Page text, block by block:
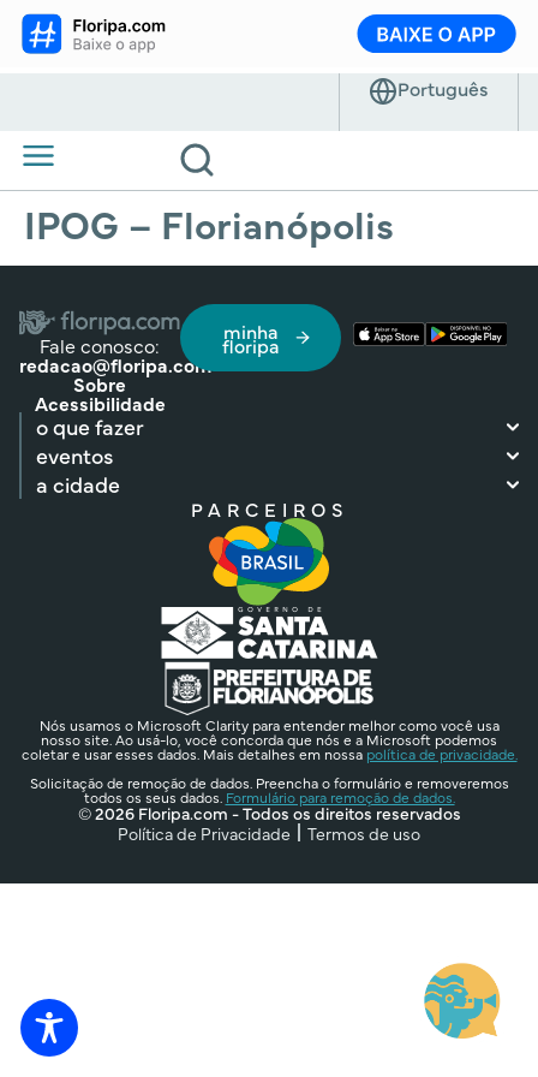
IPOG – Florianópolis
Fale conosco:
redacao@floripa.com
Sobre
Acessibilidade
minha
floripa
o que fazer
eventos
a cidade
PARCEIROS
Nós usamos o Microsoft Clarity para entender melhor como você usa
nosso site. Ao usá-lo, você concorda que nós e a Microsoft podemos
coletar e usar esses dados. Mais detalhes em nossa política de privacidade.
Solicitação de remoção de dados. Preencha o formulário e removeremos
todos os seus dados. Formulário para remoção de dados.
© 2026 Floripa.com - Todos os direitos reservados
Política de Privacidade
Termos de uso